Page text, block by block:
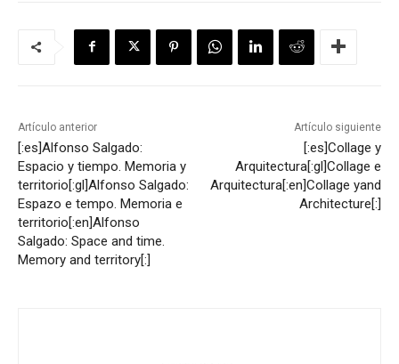
Artículo anterior
[:es]Alfonso Salgado:
Espacio y tiempo. Memoria y
territorio[:gl]Alfonso Salgado:
Espazo e tempo. Memoria e
territorio[:en]Alfonso
Salgado: Space and time.
Memory and territory[:]
Artículo siguiente
[:es]Collage y
Arquitectura[:gl]Collage e
Arquitectura[:en]Collage yand
Architecture[:]